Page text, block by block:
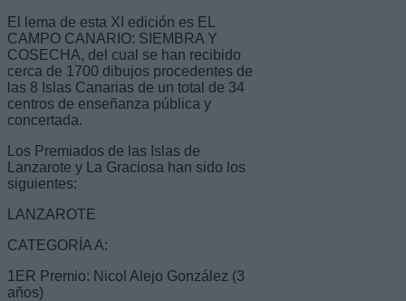
El lema de esta XI edición es EL
CAMPO CANARIO: SIEMBRA Y
COSECHA, del cual se han recibido
cerca de 1700 dibujos procedentes de
las 8 Islas Canarias de un total de 34
centros de enseñanza pública y
concertada.
Los Premiados de las Islas de
Lanzarote y La Graciosa han sido los
siguientes:
LANZAROTE
CATEGORÍA A:
1ER Premio: Nicol Alejo González (3
años)